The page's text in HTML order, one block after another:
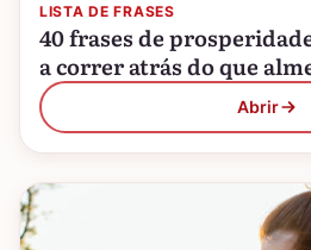
LISTA DE FRASES
40 frases de
a correr atrás do que
Abrir